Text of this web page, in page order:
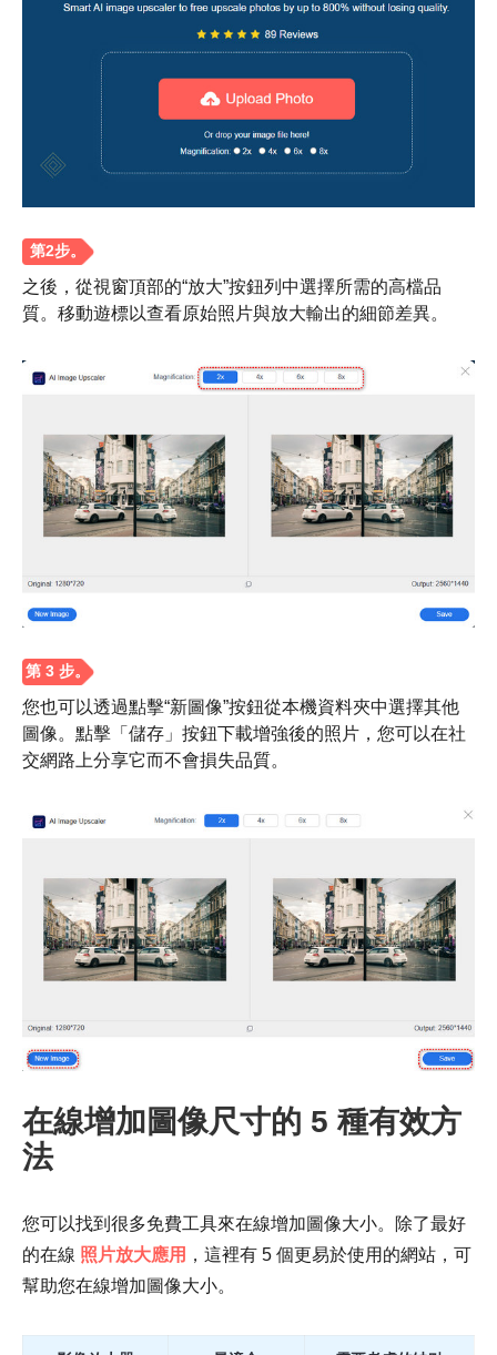
第2步。
之後，從視窗頂部的“放大”按鈕列中選擇所需的高檔品
質。移動遊標以查看原始照片與放大輸出的細節差異。
第 3 步。
您也可以透過點擊“新圖像”按鈕從本機資料夾中選擇其他
圖像。點擊「儲存」按鈕下載增強後的照片，您可以在社
交網路上分享它而不會損失品質。
在線增加圖像尺寸的 5 種有效方
法
您可以找到很多免費工具來在線增加圖像大小。除了最好
的在線 照片放大應用 ，這裡有 5 個更易於使用的網站，可
幫助您在線增加圖像大小。